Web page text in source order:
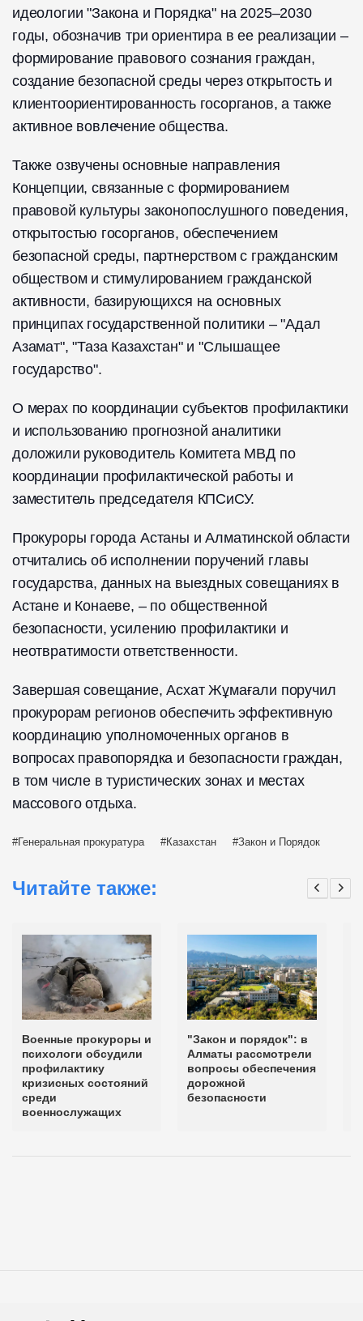
идеологии "Закона и Порядка" на 2025–2030
годы, обозначив три ориентира в ее реализации –
формирование правового сознания граждан,
создание безопасной среды через открытость и
клиентоориентированность госорганов, а также
активное вовлечение общества.
Также озвучены основные направления
Концепции, связанные с формированием
правовой культуры законопослушного поведения,
открытостью госорганов, обеспечением
безопасной среды, партнерством с гражданским
обществом и стимулированием гражданской
активности, базирующихся на основных
принципах государственной политики – "Адал
Азамат", "Таза Казахстан" и "Слышащее
государство".
О мерах по координации субъектов профилактики
и использованию прогнозной аналитики
доложили руководитель Комитета МВД по
координации профилактической работы и
заместитель председателя КПСиСУ.
Прокуроры города Астаны и Алматинской области
отчитались об исполнении поручений главы
государства, данных на выездных совещаниях в
Астане и Конаеве, – по общественной
безопасности, усилению профилактики и
неотвратимости ответственности.
Завершая совещание, Асхат Жұмағали поручил
прокурорам регионов обеспечить эффективную
координацию уполномоченных органов в
вопросах правопорядка и безопасности граждан,
в том числе в туристических зонах и местах
массового отдыха.
Генеральная прокуратура Казахстан Закон и Порядок
Читайте также:
Военные прокуроры и
психологи обсудили
профилактику
кризисных состояний
среди
военнослужащих
"Закон и порядок": в
Алматы рассмотрели
вопросы обеспечения
дорожной
безопасности